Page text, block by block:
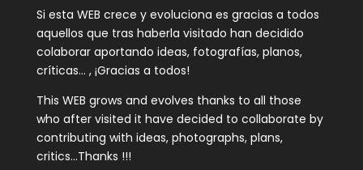
Si esta WEB crece y evoluciona es gracias a todos
aquellos que tras haberla visitado han decidido
colaborar aportando ideas, fotografías, planos,
críticas… , ¡Gracias a todos!
This WEB grows and evolves thanks to all those
who after visited it have decided to collaborate by
contributing with ideas, photographs, plans,
critics…Thanks !!!